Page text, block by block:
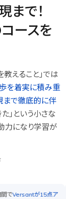
で！
ースを
教えること」では
を着実に積み重
まで徹底的に伴
」という小さな
力になり学習が
Versantが15点ア